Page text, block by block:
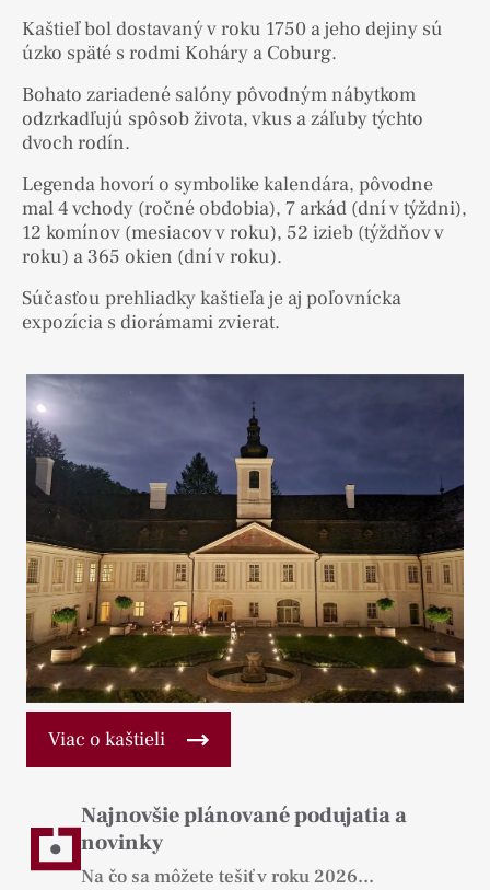
Kaštieľ bol dostavaný v roku 1750 a jeho dejiny sú
úzko späté s rodmi Koháry a Coburg.
Bohato zariadené salóny pôvodným nábytkom
odzrkadľujú spôsob života, vkus a záľuby týchto
dvoch rodín.
Legenda hovorí o symbolike kalendára, pôvodne
mal 4 vchody (ročné obdobia), 7 arkád (dní v týždni),
12 komínov (mesiacov v roku), 52 izieb (týždňov v
roku) a 365 okien (dní v roku).
Súčasťou prehliadky kaštieľa je aj poľovnícka
expozícia s diorámami zvierat.
Viac o kaštieli
Najnovšie plánované podujatia a
novinky
Na čo sa môžete tešiť v roku 2026...